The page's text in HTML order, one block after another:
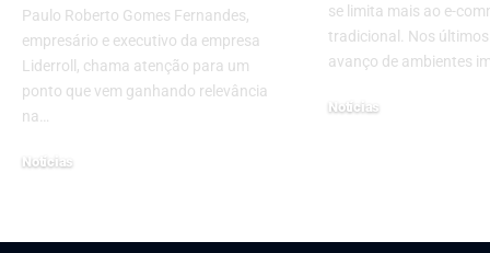
Paulo Roberto Gomes Fernandes,
empresário e executivo da empresa
Liderroll, chama atenção para um
ponto que vem ganhando relevância
na…
Notícias
se limita mais ao e-
tradicional. Nos
avanço de ambientes
Notícias